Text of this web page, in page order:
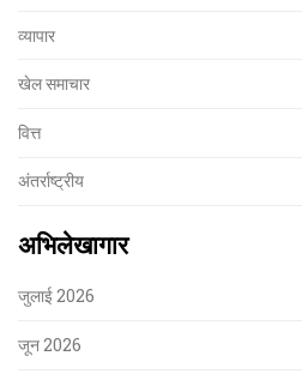
व्यापार
खेल समाचार
वित्त
अंतर्राष्ट्रीय
अभिलेखागार
जुलाई 2026
जून 2026